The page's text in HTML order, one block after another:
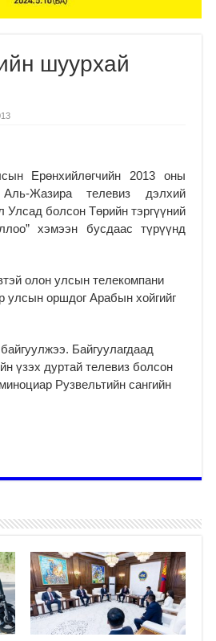
шуурхай
Ерөнхийлөгчийн 2013 оны
Аль-Жазира телевиз дэлхий
Улсад болсон Төрийн тэргүүний
хэмээн бусдаас түрүүнд
олон улсын телекомпани
улсын оршдог Арабын хойгийг
Байгуулагдаад
үзэх дуртай телевиз болсон
Рузвельтийн сангийн